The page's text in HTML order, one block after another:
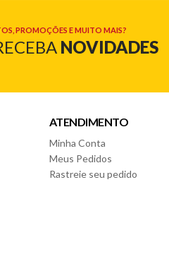
PROMOÇÕES E MUITO MAIS?
NOVIDADES
ATENDIMENTO
Minha Conta
Meus Pedidos
Rastreie seu pedido